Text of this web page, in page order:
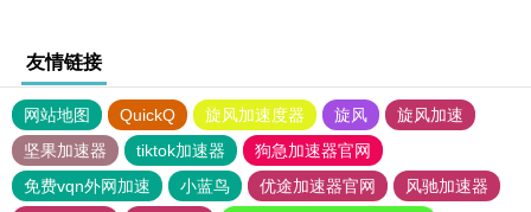
友情链接
网站地图 QuickQ 旋风加速度器 旋风
旋风加速
坚果加速器
tiktok加速器
狗急加速器官网
免费vqn外网加速
小蓝鸟 优途加速器官网
风驰加速器